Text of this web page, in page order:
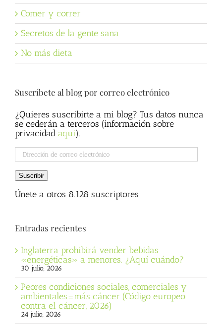
Comer y correr
Secretos de la gente sana
No más dieta
Suscríbete al blog por correo electrónico
¿Quieres suscribirte a mi blog? Tus datos nunca
se cederán a terceros (información sobre
privacidad aqui).
Dirección
de
correo
electrónico
Suscribir
Únete a otros 8.128 suscriptores
Entradas recientes
Inglaterra prohibirá vender bebidas
«energéticas» a menores. ¿Aquí cuándo?
30 julio, 2026
Peores condiciones sociales, comerciales y
ambientales=más cáncer (Código europeo
contra el cáncer, 2026)
24 julio, 2026